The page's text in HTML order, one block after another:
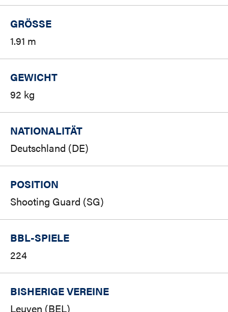
GRÖSSE
1.91 m
GEWICHT
92 kg
NATIONALITÄT
Deutschland (DE)
POSITION
Shooting Guard (SG)
BBL-SPIELE
224
BISHERIGE VEREINE
Leuven (BEL)